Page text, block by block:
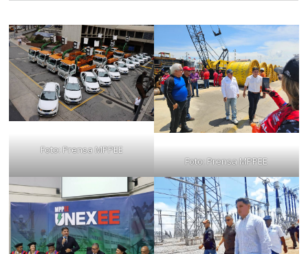
Foto: Prensa MPPEE
Foto: Prensa MPPEE